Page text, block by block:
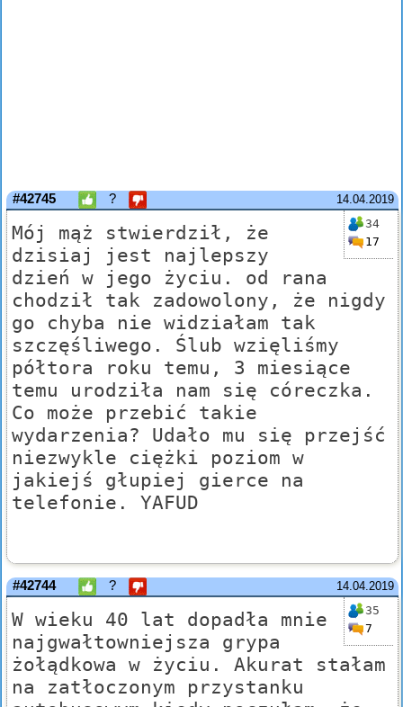
14.04.2019
#42745 ?
34
17
Mój mąż stwierdził, że
dzisiaj jest najlepszy
dzień w jego życiu. od rana
chodził tak zadowolony, że nigdy
go chyba nie widziałam tak
szczęśliwego. Ślub wzięliśmy
półtora roku temu, 3 miesiące
temu urodziła nam się córeczka.
Co może przebić takie
wydarzenia? Udało mu się przejść
niezwykle ciężki poziom w
jakiejś głupiej gierce na
telefonie. YAFUD
14.04.2019
#42744 ?
35
7
W wieku 40 lat dopadła mnie
najgwałtowniejsza grypa
żołądkowa w życiu. Akurat stałam
na zatłoczonym przystanku